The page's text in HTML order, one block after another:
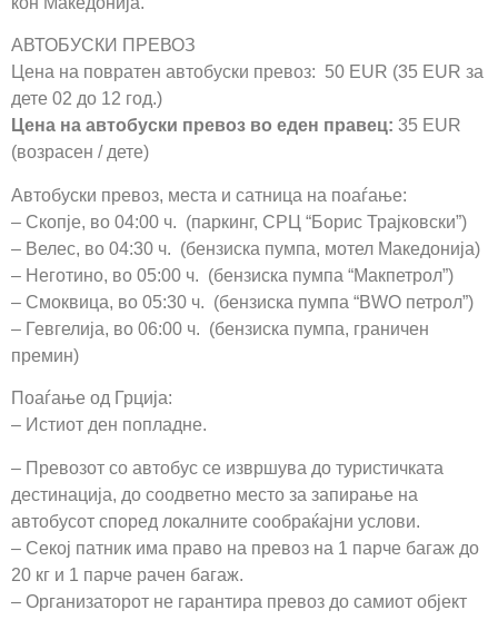
АВТОБУСКИ ПРЕВОЗ
Цена на повратен автобуски превоз: 50 EUR (35 EUR за
дете 02 до 12 год.)
Цена на автобуски превоз во еден правец: 35 EUR
(возрасен / дете)
Автобуски превоз, места и сатница на поаѓање:
– Скопје, во 04:00 ч. (паркинг, СРЦ “Борис Трајковски”)
– Велес, во 04:30 ч. (бензиска пумпа, мотел Македонија)
– Неготино, во 05:00 ч. (бензиска пумпа “Макпетрол”)
– Смоквица, во 05:30 ч. (бензиска пумпа “BWO петрол”)
– Гевгелија, во 06:00 ч. (бензиска пумпа, граничен
премин)
Поаѓање од Грција:
– Истиот ден попладне.
– Превозот со автобус се извршува до туристичката
дестинација, до соодветно место за запирање на
автобусот според локалните сообраќајни услови.
– Секој патник има право на превоз на 1 парче багаж до
20 кг и 1 парче рачен багаж.
– Организаторот не гарантира превоз до самиот објект